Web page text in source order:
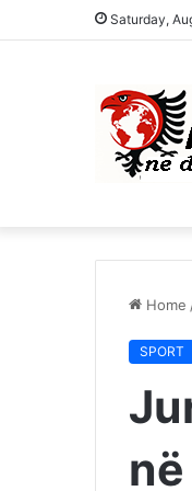
Saturday,
Home
SPORT